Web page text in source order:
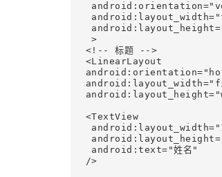
  >
<!-- 标题 -->
<LinearLayout
<TextView
  android:text="姓名"
/>